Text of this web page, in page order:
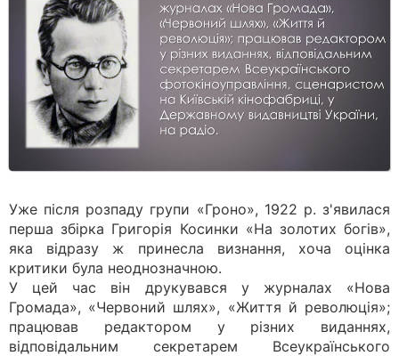
Уже після розпаду групи «Гроно», 1922 р. з'явилася
перша збірка Григорія Косинки «На золотих богів»,
яка відразу ж принесла визнання, хоча оцінка
критики була неоднозначною.
У цей час він друкувався у журналах «Нова
Громада», «Червоний шлях», «Життя й революція»;
працював редактором у різних виданнях,
відповідальним секретарем Всеукраїнського